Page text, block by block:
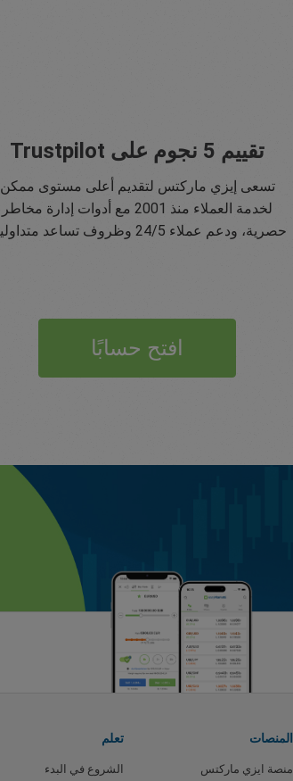
تقييم 5 نجوم على Trustpilot
تسعى إيزي ماركتس لتقديم أعلى مستوى ممكن
لخدمة العملاء منذ 2001 مع أدوات إدارة مخاطر
حصرية، ودعم عملاء 24/5 وظروف تساعد متداولينا.
افتح حسابًا
المنصات
منصة ايزي ماركتس
تعلم
الشروع في البدء